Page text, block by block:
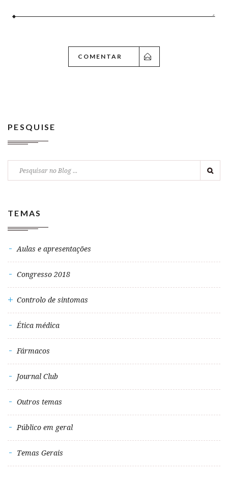
PESQUISE
TEMAS
Aulas e apresentações
Congresso 2018
Controlo de sintomas
Ética médica
Fármacos
Journal Club
Outros temas
Público em geral
Temas Gerais